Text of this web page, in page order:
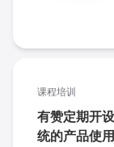
课程培训
有赞定期开
统的产品使